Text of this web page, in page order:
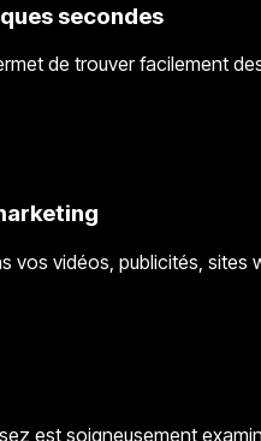
secondes
de trouver facilement
vos vidéos, publicités,
est soigneusement